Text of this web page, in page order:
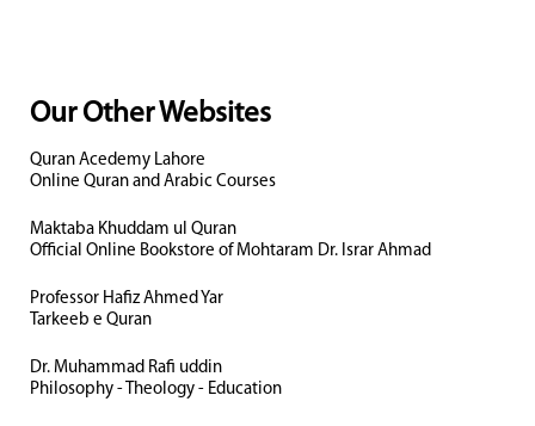
Our Other Websites
Quran Acedemy Lahore
Online Quran and Arabic Courses
Maktaba Khuddam ul Quran
Official Online Bookstore of Mohtaram Dr. Israr Ahmad
Professor Hafiz Ahmed Yar
Tarkeeb e Quran
Dr. Muhammad Rafi uddin
Philosophy - Theology - Education